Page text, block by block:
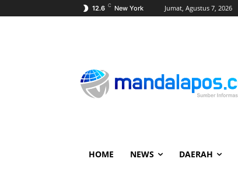
12.6 C New York Jumat, Agustus 7, 2026
HOME NEWS DAERAH